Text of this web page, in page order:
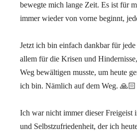
bewegte mich lange Zeit. Es ist für
immer wieder von vorne beginnt,
Jetzt ich bin einfach dankbar für
allem für die Krisen und
Weg bewältigen musste, um heute
ich bin. Nämlich auf dem Weg. 🙏🏻
Ich war nicht immer dieser Freigeist
und Selbstzufriedenheit, der ich